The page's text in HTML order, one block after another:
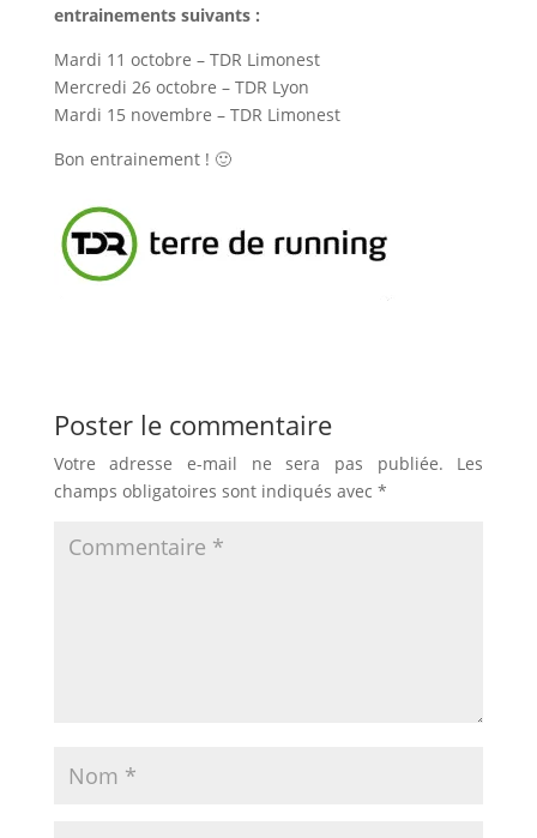
entrainements suivants :
Mardi 11 octobre – TDR Limonest
Mercredi 26 octobre – TDR Lyon
Mardi 15 novembre – TDR Limonest
Bon entrainement ! 🙂
Poster le commentaire
Votre adresse e-mail ne sera pas publiée.
Les
champs obligatoires sont indiqués avec *